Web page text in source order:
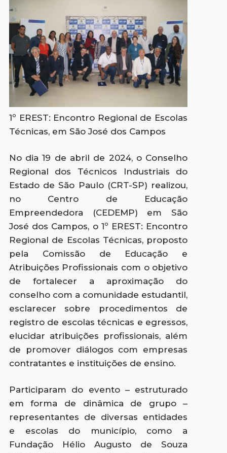
1º EREST: Encontro Regional de Escolas
Técnicas, em São José dos Campos
No dia 19 de abril de 2024, o Conselho
Regional dos Técnicos Industriais do
Estado de São Paulo (CRT-SP) realizou,
no Centro de Educação
Empreendedora (CEDEMP) em São
José dos Campos, o 1º EREST: Encontro
Regional de Escolas Técnicas, proposto
pela Comissão de Educação e
Atribuições Profissionais com o objetivo
de fortalecer a aproximação do
conselho com a comunidade estudantil,
esclarecer sobre procedimentos de
registro de escolas técnicas e egressos,
elucidar atribuições profissionais, além
de promover diálogos com empresas
contratantes e instituições de ensino.
Participaram do evento – estruturado
em forma de dinâmica de grupo –
representantes de diversas entidades
e escolas do município, como a
Fundação Hélio Augusto de Souza